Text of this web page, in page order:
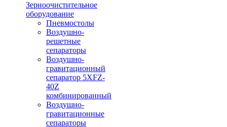
Зерноочистительное
оборудование
Пневмостолы
Воздушно-
решетные
сепараторы
Воздушно-
гравитационный
сепаратор 5XFZ-
40Z
комбинированный
Воздушно-
гравитационные
сепараторы